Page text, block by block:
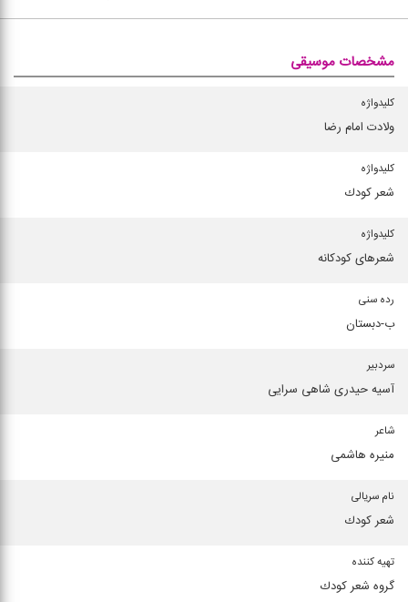
مشخصات موسیقی
کلیدواژه
ولادت امام رضا
کلیدواژه
شعر كودك
کلیدواژه
شعرهای كودكانه
رده سنی
ب-دبستان
سردبیر
آسیه حیدری شاهی سرایی
شاعر
منیره هاشمی
نام سریالی
شعر كودك
تهیه کننده
گروه شعر كودك